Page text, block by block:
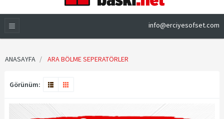
info@erciyesofset.com
ANASAYFA ARA BÖLME SEPERATÖRLER
Görünüm: